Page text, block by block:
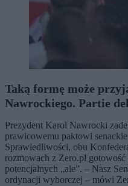
Taką formę może
Nawrockiego. Partie
Prezydent Karol Nawrocki
prawicowemu paktowi
Sprawiedliwości, obu
rozmowach z Zero.pl
potencjalnych „ale”. – Nasz
ordynacji wyborczej – mówi